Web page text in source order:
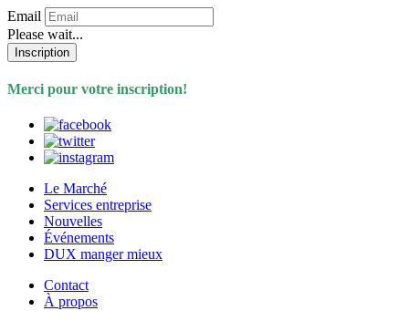
Email
Please wait...
Inscription
Merci pour votre inscription!
Le Marché
Services entreprise
Nouvelles
Événements
DUX manger mieux
Contact
À propos